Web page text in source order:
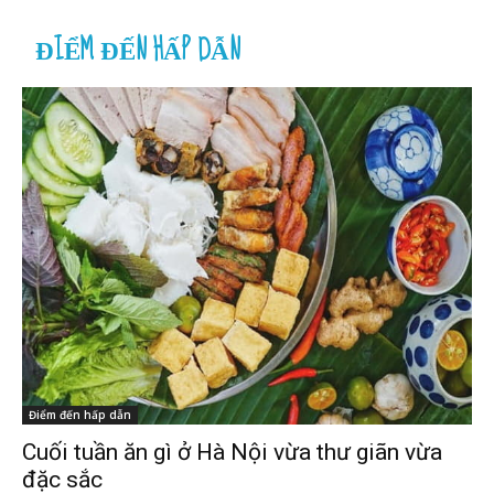
ĐIỂM ĐẾN HẤP DẪN
Điểm đến hấp dẫn
Cuối tuần ăn gì ở Hà Nội vừa thư giãn vừa
đặc sắc